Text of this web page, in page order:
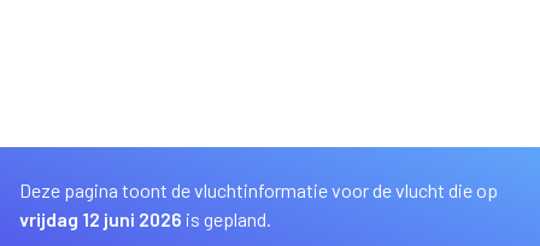
Deze pagina toont de vluchtinformatie voor de vlucht die op
vrijdag 12 juni 2026 is gepland.